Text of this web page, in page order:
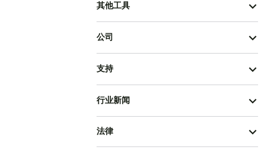
其他工具
公司
支持
行业新闻
法律